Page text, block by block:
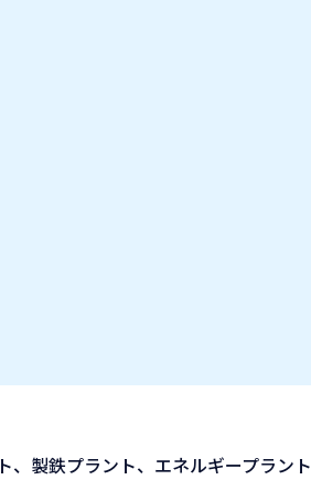
製鉄プラント、エネルギープラン